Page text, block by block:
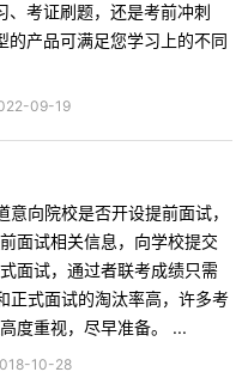
、考证刷题，还是考前冲刺
的产品可满足您学习上的不同
09-19
向院校是否开设提前面试，
面试相关信息，向学校提交
面试，通过者联考成绩只需
正式面试的淘汰率高，许多考
度重视，尽早准备。 ...
10-28